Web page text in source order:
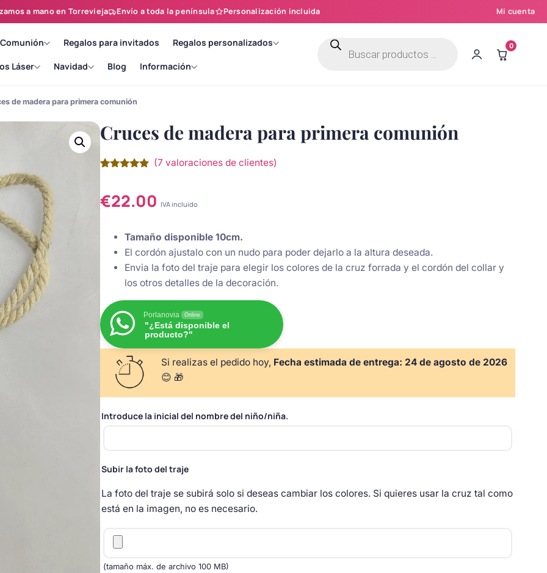
a mano en Torrevieja Envío a toda la península Personalización incluida Mi cuenta
Regalos para invitados Regalos personalizados
Láser Navidad Blog Información
Búsqueda
productos
0
de madera para primera comunión
Cruces de madera para primera comunión
5 en base
a
(7 valoraciones de clientes)
€22.00 IVA incluido
Tamaño disponible 10cm.
El cordón ajustalo con un nudo para poder dejarlo a la altura deseada.
Envia la foto del traje para elegir los colores de la cruz forrada y el cordón del collar y
los otros detalles de la decoración.
Porlanovia Online
"¿Está disponible el
producto?"
Si realizas el pedido hoy, Fecha estimada de entrega: 24 de agosto de 2026
😊 🎁
Introduce la inicial del nombre del niño/niña.
Subir la foto del traje
La foto del traje se subirá solo si deseas cambiar los colores. Si quieres usar la cruz tal como
está en la imagen, no es necesario.
(tamaño máx. de archivo 100 MB)